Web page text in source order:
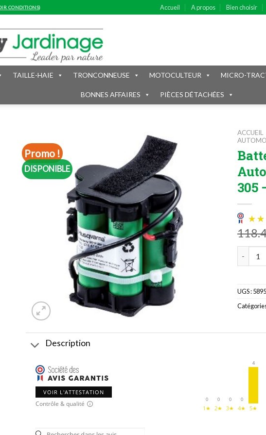
CONDITIONS) Accueil A propos Bien choisir
TAILLE-HAIE TRONCONNEUSE MOTOCULTEUR MICRO-
BONNES AFFAIRES PIÈCES DÉTACHÉES
Promo !
DISPONIBLE
ACCUEIL
305
UGS :
Description
VOIR L'ATTESTATION
Contrôle & qualité
0
1★
0
2★
0
3★
0
4★
4
5★